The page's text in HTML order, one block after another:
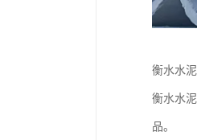
衡水水
衡水水
品。